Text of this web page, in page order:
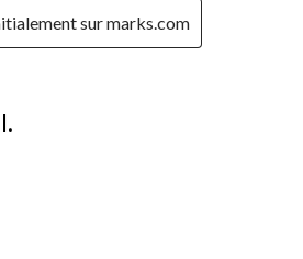
sur marks.com